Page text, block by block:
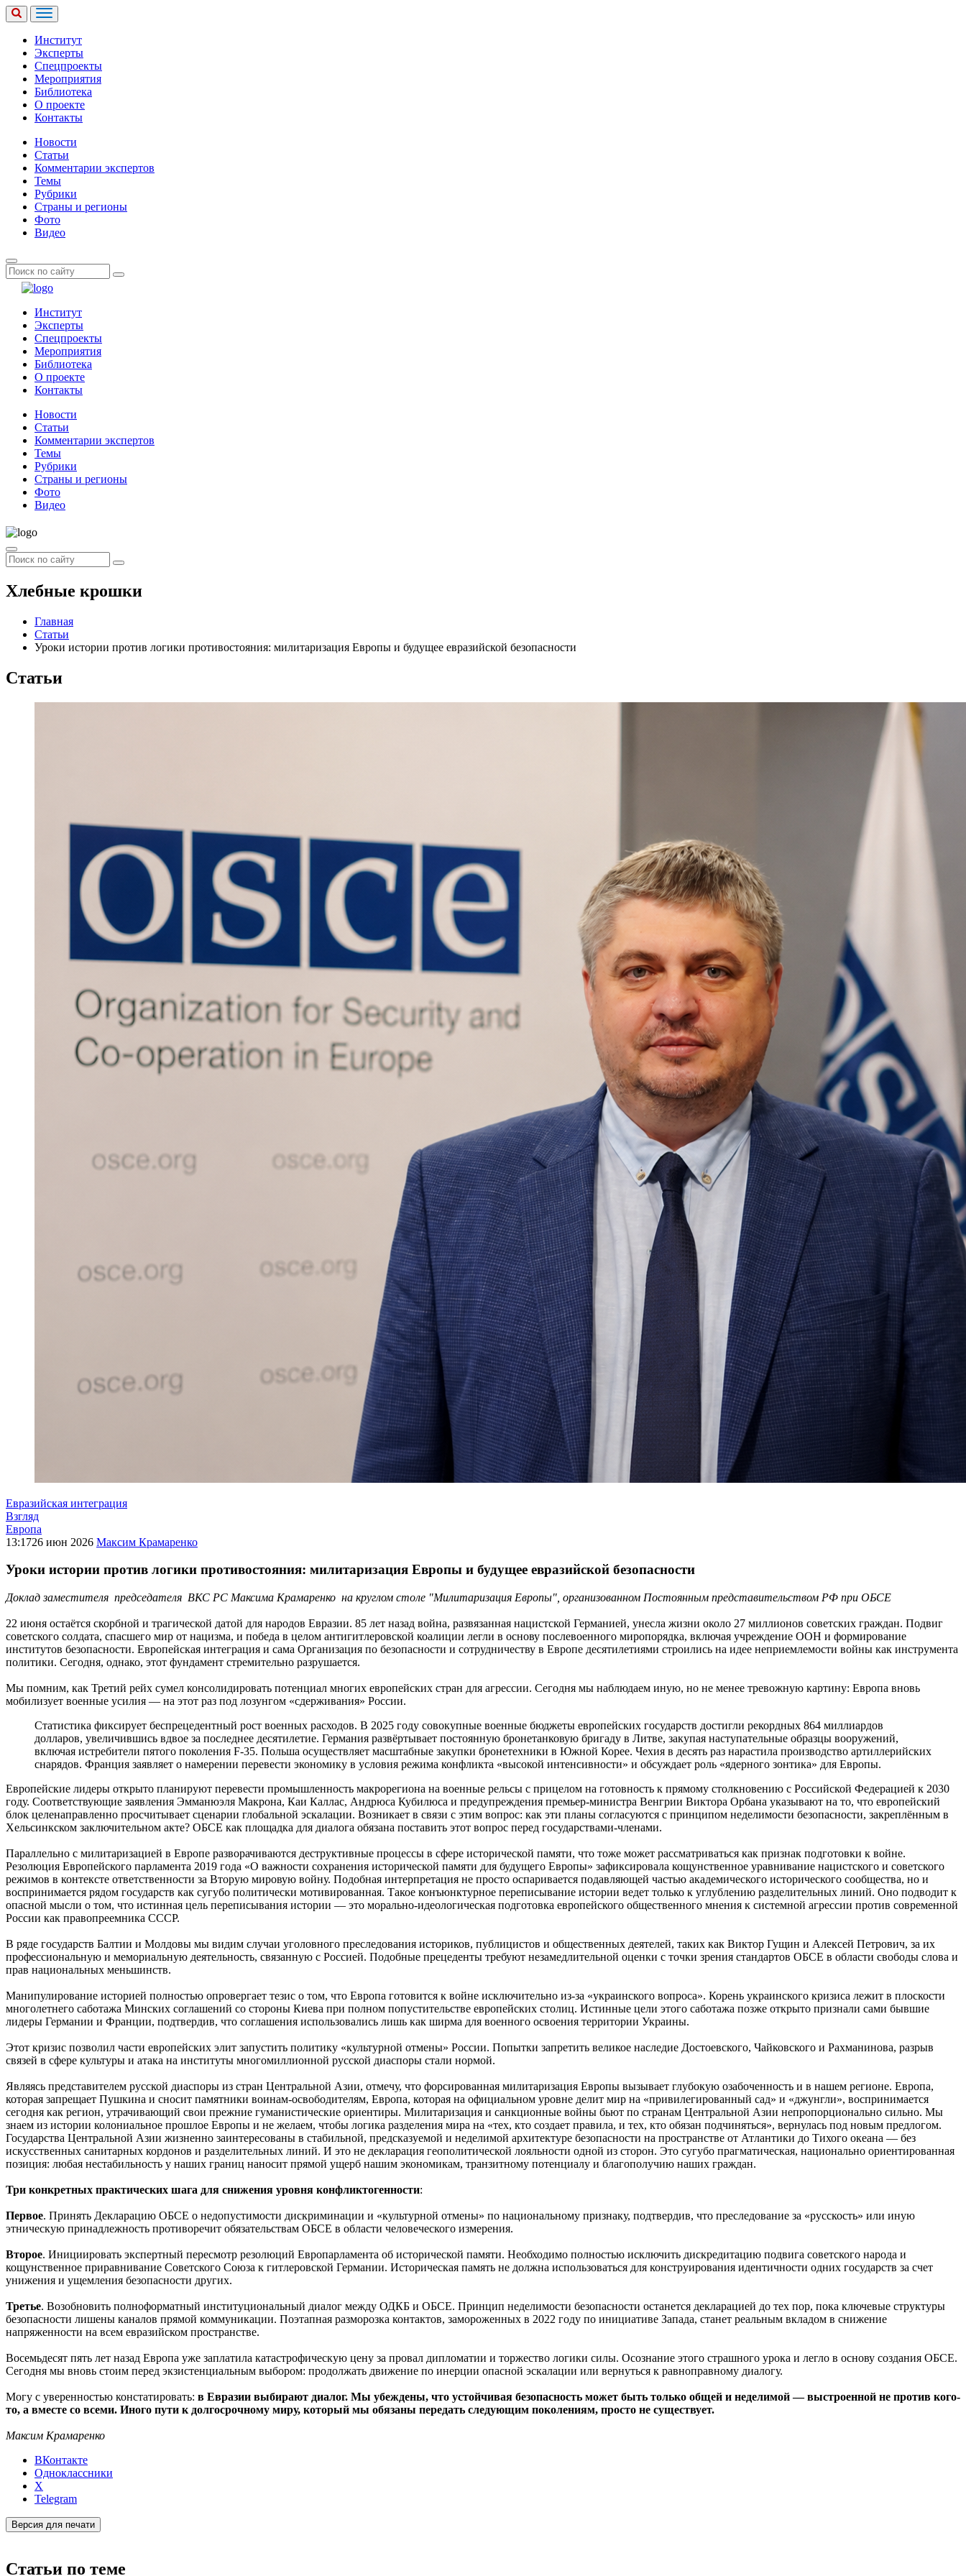
Институт
Эксперты
Спецпроекты
Мероприятия
Библиотека
О проекте
Контакты
Новости
Статьи
Комментарии экспертов
Темы
Рубрики
Страны и регионы
Фото
Видео
Институт
Эксперты
Спецпроекты
Мероприятия
Библиотека
О проекте
Контакты
Новости
Статьи
Комментарии экспертов
Темы
Рубрики
Страны и регионы
Фото
Видео
Хлебные крошки
Главная
Статьи
Уроки истории против логики противостояния: милитаризация Европы и будущее евразийской безопасности
Статьи
Евразийская интеграция
Взгляд
Европа
13:1726 июн 2026 Максим Крамаренко
Уроки истории против логики противостояния: милитаризация Европы и будущее евразийской безопасности
Доклад заместителя председателя ВКС РС Максима Крамаренко на круглом столе "Милитаризация Европы", организованном Постоянным представительством РФ при ОБСЕ
22 июня остаётся скорбной и трагической датой для народов Евразии. 85 лет назад война, развязанная нацистской Германией, унесла жизни около 27 миллионов советских граждан. Подвиг
советского солдата, спасшего мир от нацизма, и победа в целом антигитлеровской коалиции легли в основу послевоенного миропорядка, включая учреждение ООН и формирование
институтов безопасности. Европейская интеграция и сама Организация по безопасности и сотрудничеству в Европе десятилетиями строились на идее неприемлемости войны как инструмента
политики. Сегодня, однако, этот фундамент стремительно разрушается.
Мы помним, как Третий рейх сумел консолидировать потенциал многих европейских стран для агрессии. Сегодня мы наблюдаем иную, но не менее тревожную картину: Европа вновь
мобилизует военные усилия — на этот раз под лозунгом «сдерживания» России.
Статистика фиксирует беспрецедентный рост военных расходов. В 2025 году совокупные военные бюджеты европейских государств достигли рекордных 864 миллиардов
долларов, увеличившись вдвое за последнее десятилетие. Германия развёртывает постоянную бронетанковую бригаду в Литве, закупая наступательные образцы вооружений,
включая истребители пятого поколения F-35. Польша осуществляет масштабные закупки бронетехники в Южной Корее. Чехия в десять раз нарастила производство артиллерийских
снарядов. Франция заявляет о намерении перевести экономику в условия режима конфликта «высокой интенсивности» и обсуждает роль «ядерного зонтика» для Европы.
Европейские лидеры открыто планируют перевести промышленность макрорегиона на военные рельсы с прицелом на готовность к прямому столкновению с Российской Федерацией к 2030
году. Соответствующие заявления Эмманюэля Макрона, Каи Каллас, Андрюса Кубилюса и предупреждения премьер-министра Венгрии Виктора Орбана указывают на то, что европейский
блок целенаправленно просчитывает сценарии глобальной эскалации. Возникает в связи с этим вопрос: как эти планы согласуются с принципом неделимости безопасности, закреплённым в
Хельсинкском заключительном акте? ОБСЕ как площадка для диалога обязана поставить этот вопрос перед государствами-членами.
Параллельно с милитаризацией в Европе разворачиваются деструктивные процессы в сфере исторической памяти, что тоже может рассматриваться как признак подготовки к войне.
Резолюция Европейского парламента 2019 года «О важности сохранения исторической памяти для будущего Европы» зафиксировала кощунственное уравнивание нацистского и советского
режимов в контексте ответственности за Вторую мировую войну. Подобная интерпретация не просто оспаривается подавляющей частью академического исторического сообщества, но и
воспринимается рядом государств как сугубо политически мотивированная. Такое конъюнктурное переписывание истории ведет только к углублению разделительных линий. Оно подводит к
опасной мысли о том, что истинная цель переписывания истории — это морально-идеологическая подготовка европейского общественного мнения к системной агрессии против современной
России как правопреемника СССР.
В ряде государств Балтии и Молдовы мы видим случаи уголовного преследования историков, публицистов и общественных деятелей, таких как Виктор Гущин и Алексей Петрович, за их
профессиональную и мемориальную деятельность, связанную с Россией. Подобные прецеденты требуют незамедлительной оценки с точки зрения стандартов ОБСЕ в области свободы слова и
прав национальных меньшинств.
Манипулирование историей полностью опровергает тезис о том, что Европа готовится к войне исключительно из-за «украинского вопроса». Корень украинского кризиса лежит в плоскости
многолетнего саботажа Минских соглашений со стороны Киева при полном попустительстве европейских столиц. Истинные цели этого саботажа позже открыто признали сами бывшие
лидеры Германии и Франции, подтвердив, что соглашения использовались лишь как ширма для военного освоения территории Украины.
Этот кризис позволил части европейских элит запустить политику «культурной отмены» России. Попытки запретить великое наследие Достоевского, Чайковского и Рахманинова, разрыв
связей в сфере культуры и атака на институты многомиллионной русской диаспоры стали нормой.
Являясь представителем русской диаспоры из стран Центральной Азии, отмечу, что форсированная милитаризация Европы вызывает глубокую озабоченность и в нашем регионе. Европа,
которая запрещает Пушкина и сносит памятники воинам-освободителям, Европа, которая на официальном уровне делит мир на «привилегированный сад» и «джунгли», воспринимается
сегодня как регион, утрачивающий свои прежние гуманистические ориентиры. Милитаризация и санкционные войны бьют по странам Центральной Азии непропорционально сильно. Мы
знаем из истории колониальное прошлое Европы и не желаем, чтобы логика разделения мира на «тех, кто создает правила, и тех, кто обязан подчиняться», вернулась под новым предлогом.
Государства Центральной Азии жизненно заинтересованы в стабильной, предсказуемой и неделимой архитектуре безопасности на пространстве от Атлантики до Тихого океана — без
искусственных санитарных кордонов и разделительных линий. И это не декларация геополитической лояльности одной из сторон. Это сугубо прагматическая, национально ориентированная
позиция: любая нестабильность у наших границ наносит прямой ущерб нашим экономикам, транзитному потенциалу и благополучию наших граждан.
Три конкретных практических шага для снижения уровня конфликтогенности:
Первое. Принять Декларацию ОБСЕ о недопустимости дискриминации и «культурной отмены» по национальному признаку, подтвердив, что преследование за «русскость» или иную
этническую принадлежность противоречит обязательствам ОБСЕ в области человеческого измерения.
Второе. Инициировать экспертный пересмотр резолюций Европарламента об исторической памяти. Необходимо полностью исключить дискредитацию подвига советского народа и
кощунственное приравнивание Советского Союза к гитлеровской Германии. Историческая память не должна использоваться для конструирования идентичности одних государств за счет
унижения и ущемления безопасности других.
Третье. Возобновить полноформатный институциональный диалог между ОДКБ и ОБСЕ. Принцип неделимости безопасности останется декларацией до тех пор, пока ключевые структуры
безопасности лишены каналов прямой коммуникации. Поэтапная разморозка контактов, замороженных в 2022 году по инициативе Запада, станет реальным вкладом в снижение
напряженности на всем евразийском пространстве.
Восемьдесят пять лет назад Европа уже заплатила катастрофическую цену за провал дипломатии и торжество логики силы. Осознание этого страшного урока и легло в основу создания ОБСЕ.
Сегодня мы вновь стоим перед экзистенциальным выбором: продолжать движение по инерции опасной эскалации или вернуться к равноправному диалогу.
Могу с уверенностью констатировать: в Евразии выбирают диалог. Мы убеждены, что устойчивая безопасность может быть только общей и неделимой — выстроенной не против кого-
то, а вместе со всеми. Иного пути к долгосрочному миру, который мы обязаны передать следующим поколениям, просто не существует.
Максим Крамаренко
ВКонтакте
Одноклассники
X
Telegram
Версия для печати
Статьи по теме